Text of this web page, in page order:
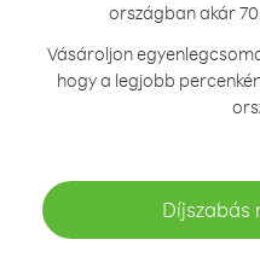
országban akár
Vásároljon
hogy a legjobb
Díjszabás